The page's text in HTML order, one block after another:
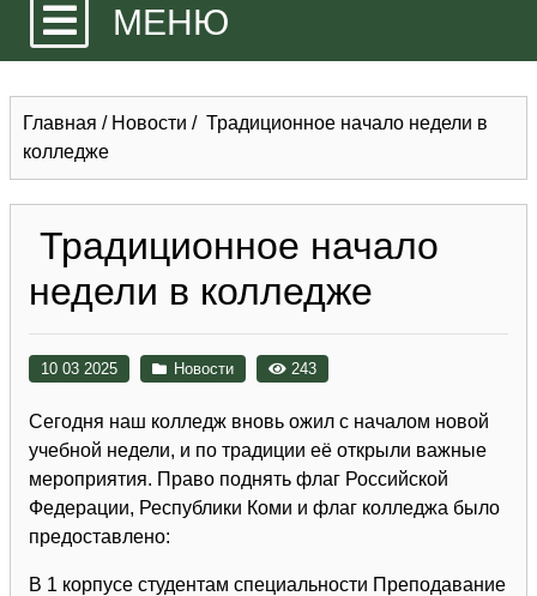
МЕНЮ
Главная / Новости / Традиционное начало недели в
колледже
Традиционное начало
недели в колледже
10 03 2025 Новости 243
Сегодня наш колледж вновь ожил с началом новой
учебной недели, и по традиции её открыли важные
мероприятия. Право поднять флаг Российской
Федерации, Республики Коми и флаг колледжа было
предоставлено:
В 1 корпусе студентам специальности Преподавание